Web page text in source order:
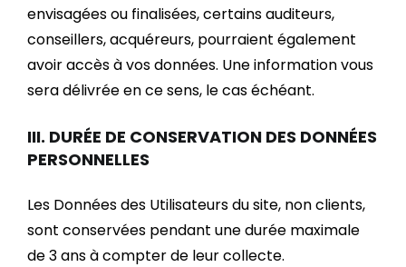
envisagées ou finalisées, certains auditeurs,
conseillers, acquéreurs, pourraient également
avoir accès à vos données. Une information vous
sera délivrée en ce sens, le cas échéant.
III. DURÉE DE CONSERVATION DES DONNÉES
PERSONNELLES
Les Données des Utilisateurs du site, non clients,
sont conservées pendant une durée maximale
de 3 ans à compter de leur collecte.